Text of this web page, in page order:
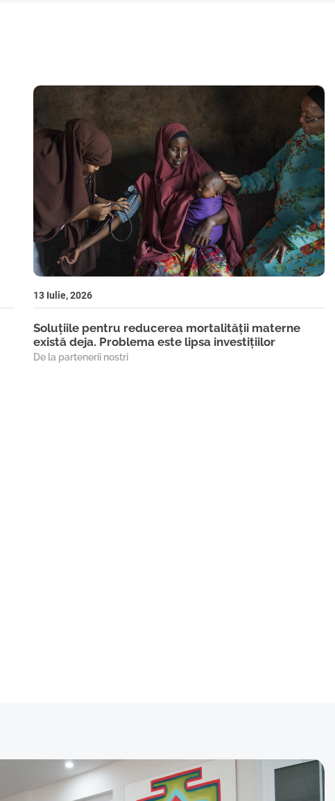
13 Iulie, 2026
Soluțiile pentru reducerea mortalității materne
există deja. Problema este lipsa investițiilor
De la partenerii nostri